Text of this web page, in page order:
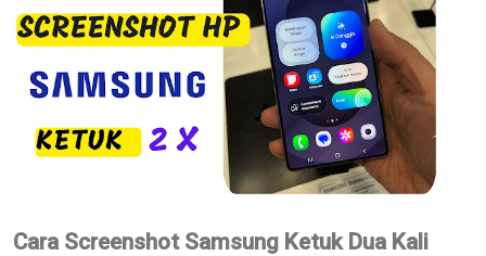
Cara Screenshot Samsung Ketuk Dua Kali